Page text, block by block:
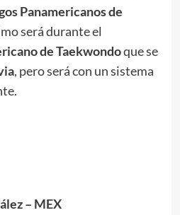
Panamericanos de
será durante el
de Taekwondoque se
, pero será con un sistema
– MEX